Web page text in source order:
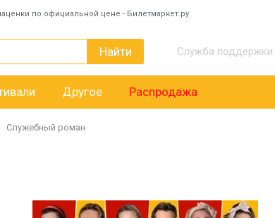
по официальной цене - Билетмаркет.ру
Найти Служба поддержки:
Другое Распродажа
Служебный роман